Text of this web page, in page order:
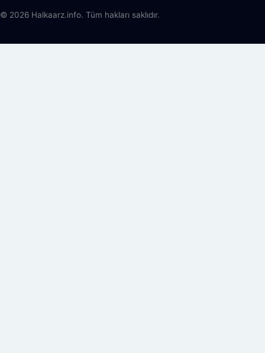
© 2026 Halkaarz.info. Tüm hakları saklıdır.